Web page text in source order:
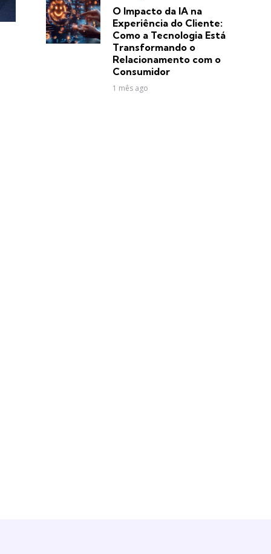
O Impacto da IA na
Experiência do Cliente:
Como a Tecnologia Está
Transformando o
Relacionamento com o
Consumidor
1 mês ago